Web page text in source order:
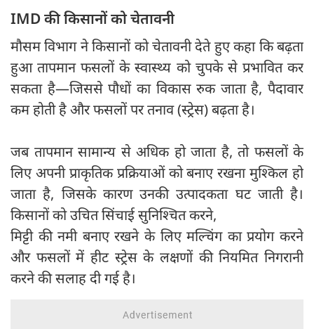
IMD की किसानों को चेतावनी
मौसम विभाग ने किसानों को चेतावनी देते हुए कहा कि बढ़ता
हुआ तापमान फसलों के स्वास्थ्य को चुपके से प्रभावित कर
सकता है—जिससे पौधों का विकास रुक जाता है, पैदावार
कम होती है और फसलों पर तनाव (स्ट्रेस) बढ़ता है।
जब तापमान सामान्य से अधिक हो जाता है, तो फसलों के
लिए अपनी प्राकृतिक प्रक्रियाओं को बनाए रखना मुश्किल हो
जाता है, जिसके कारण उनकी उत्पादकता घट जाती है।
किसानों को उचित सिंचाई सुनिश्चित करने,
मिट्टी की नमी बनाए रखने के लिए मल्चिंग का प्रयोग करने
और फसलों में हीट स्ट्रेस के लक्षणों की नियमित निगरानी
करने की सलाह दी गई है।